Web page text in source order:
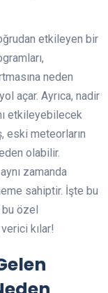
etkileyen bir
neden
açar. Ayrıca, nadir
etkileyebilecek
eski meteorların
olabilir.
zamanda
sahiptir. İşte bu
bu özel
kılar!